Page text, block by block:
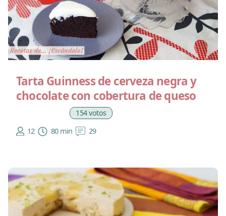
Tarta Guinness de cerveza negra y
chocolate con cobertura de queso
154 votos
12
80 min 29